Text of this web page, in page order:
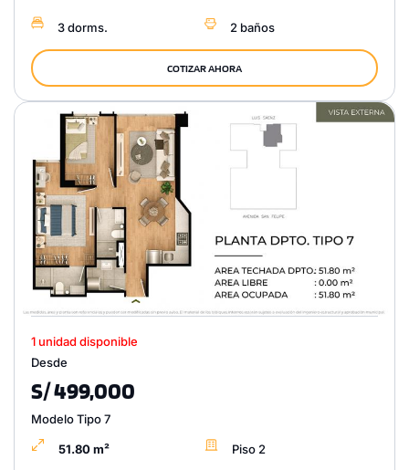
3 dorms. 2 baños
COTIZAR AHORA
1 unidad disponible
Desde
S/ 499,000
Modelo Tipo 7
51.80 m² Piso 2